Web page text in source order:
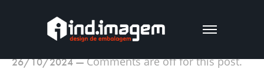
26/10/2024—Comments are off for this post.